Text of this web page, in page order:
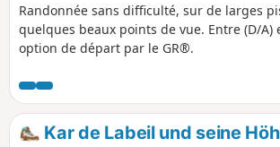
Randonnée sans difficulté, sur de larges
quelques beaux points de vue. Entre (D/A)
option de départ par le GR®.
Kar de Labeil und seine